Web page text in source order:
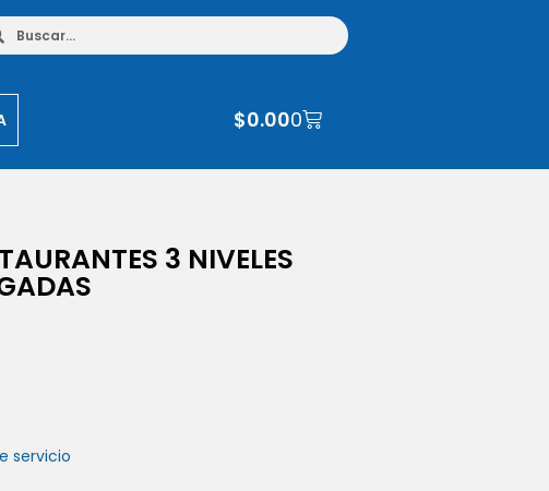
$0.000
3 NIVELES
servicio